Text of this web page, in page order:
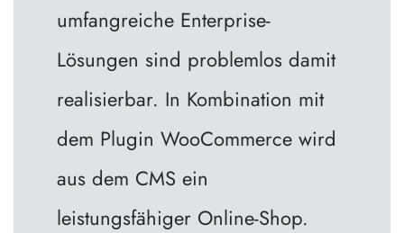
umfangreiche Enterprise-
Lösungen sind problemlos damit
realisierbar. In Kombination mit
dem Plugin WooCommerce wird
aus dem CMS ein
leistungsfähiger Online-Shop.